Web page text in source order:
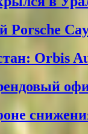
Porsche
Orbis